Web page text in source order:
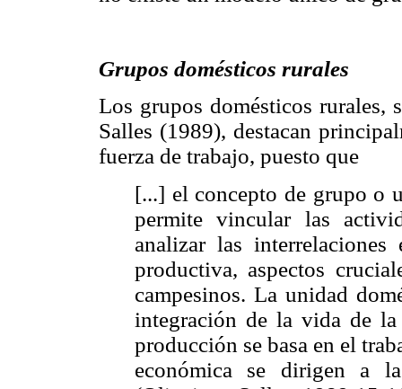
Grupos domésticos rurales
Los grupos domésticos rurales,
Salles (1989), destacan
fuerza de trabajo, puesto que
[...] el concepto de grupo o
permite vincular las
analizar las
productiva, aspectos
campesinos. La unidad
integración de la vida de
producción se basa en el
económica se dirigen a